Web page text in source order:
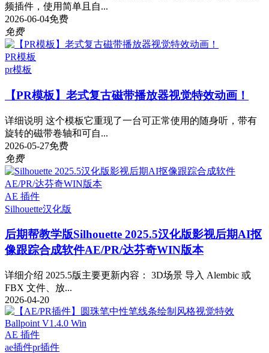
频插件，使用简单且自...
2026-06-04免费
免费
PR模板
pr模板
【PR模板】老式复古磁带播放器视觉特效动画！
详细说明 这个模板它重现了一台可正常使用的随身听，带有
旋转的磁带卷轴和可自...
2026-05-27免费
免费
AE 插件
Silhouette汉化版
后期帮教学版Silhouette 2025.5汉化版影视后期AI抠
像跟踪合成软件AE/PR/达芬奇WIN版本
详细介绍 2025.5版主要更新内容： 3D场景 导入 Alembic 或
FBX 文件、放...
2026-04-20
AE 插件
ae插件pr插件